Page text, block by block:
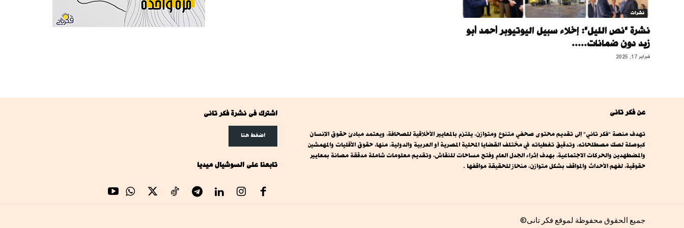
نشرات
نشرة "نص الليل": إخلاء سبيل اليوتيوبر أحمد أبو
زيد دون ضمانات.....
فبراير 17, 2025
عن فكر تانى
تهدف منصة "فكر تاني" إلى تقديم محتوى صحفي متنوع ومتوازن، يلتزم بالمعايير الأخلاقية للصحافة، ويعتمد مبادئ حقوق الإنسان
كبوصلة لصك مصطلحاته، وتدقيق تغطياته في مختلف القضايا المحلية المصرية أو العربية والدولية، منها، حقوق الأقليات والمهمشين
والمضطهدين والحركات الاجتماعية، بهدف إثراء الجدل العام وفتح مساحات للنقاش، وتقديم معلومات شاملة مدققة مصانة بمعايير
حقوقية، لفهم الأحداث والمواقف بشكل متوازن، منحاز للحقيقة مواقفها .
اشترك فى نشرة فكر تانى
اضغط هنا
تابعنا على السوشيال ميديا
جميع الحقوق محفوظة لموقع فكر تانى©